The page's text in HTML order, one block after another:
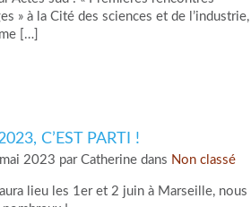
» à la Cité des sciences et de l’industrie,
[…]
C’EST PARTI !
2023 par Catherine dans Non classé
lieu les 1er et 2 juin à Marseille, nous